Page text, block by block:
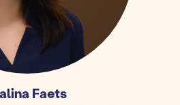
Faets